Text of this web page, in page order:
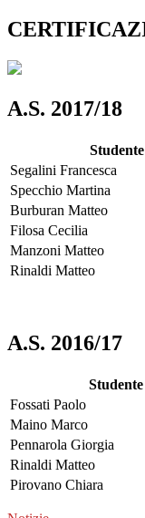
A.S. 2017/18
Studente
Segalini Francesca
Specchio Martina
Burburan Matteo
Filosa Cecilia
Manzoni Matteo
Rinaldi Matteo
A.S. 2016/17
Studente
Fossati Paolo
Maino Marco
Pennarola Giorgia
Rinaldi Matteo
Pirovano Chiara